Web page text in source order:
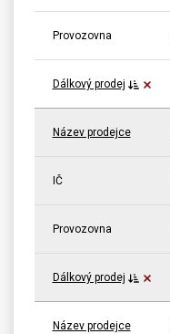
Provozovna
Dálkový prodej
Název prodejce
IČ
Provozovna
Dálkový prodej
Název prodejce